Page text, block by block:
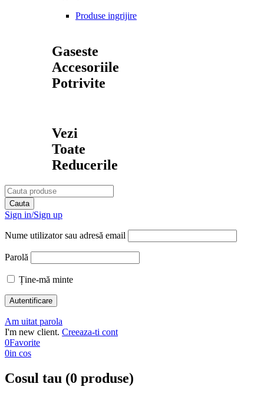
Produse ingrijire
Gaseste
Accesoriile
Potrivite
Vezi
Toate
Reducerile
Sign in/Sign up
Nume utilizator sau adresă email
Parolă
Ține-mă minte
Am uitat parola
I'm new client. Creeaza-ti cont
0Favorite
0in cos
Cosul tau (0 produse)